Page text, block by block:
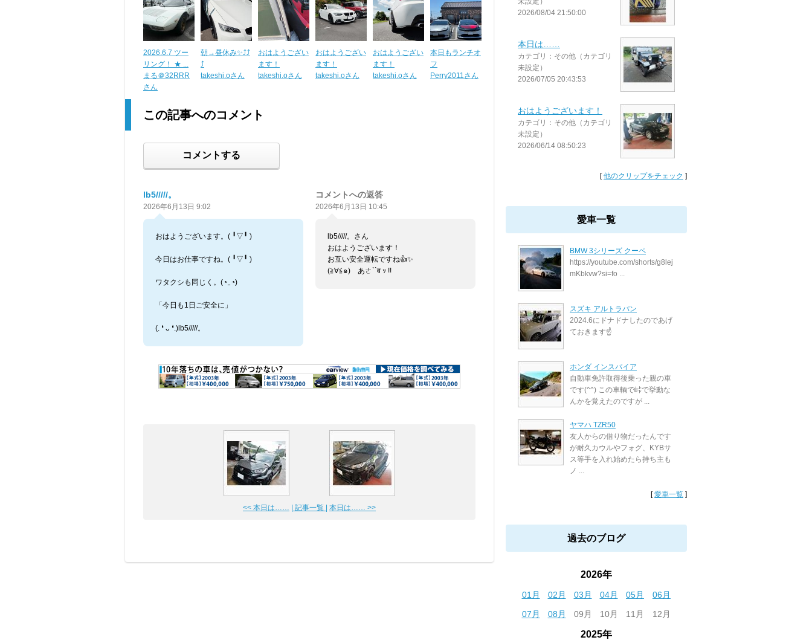
2026.6.7 ツー
リング！ ★ ...
まる＠32RRR
さん
朝→昼休み✨⤴⤴
⤴
takeshi.oさん
おはようござい
ます！
takeshi.oさん
おはようござい
ます！
takeshi.oさん
おはようござい
ます！
takeshi.oさん
本日もランチオ
フ
Perry2011さん
この記事へのコメント
コメントする
lb5/////。
2026年6月13日 9:02
おはようございます。(⁠ ⁠╹⁠▽⁠╹⁠ ⁠)
今日はお仕事ですね。(⁠ ⁠╹⁠▽⁠╹⁠ ⁠)
ワタクシも同じく。(⁠◔⁠‿⁠◔⁠)
「今日も1日ご安全に」
(⁠.⁠ ⁠❛⁠ ⁠ᴗ⁠ ⁠❛⁠.⁠)lb5/////。
コメントへの返答
2026年6月13日 10:45
lb5/////。さん
おはようございます！
お互い安全運転ですね︎︎👍✨
(≧∀≦๑)ゞあㄜ``व ｯ !!
<< 本日は…… | 記事一覧 | 本日は…… >>
2026/08/04 21:50:00
本日は……
カテゴリ：その他（カテゴリ
未設定）
2026/07/05 20:43:53
おはようございます！
カテゴリ：その他（カテゴリ
未設定）
2026/06/14 08:50:23
[他のクリップをチェック ]
愛車一覧
BMW 3シリーズ クーペ
https://youtube.com/shorts/g8lej
mKbkvw?si=fo ...
スズキ アルトラパン
2024.6にドナドナしたのであげ
ておきます☝️
ホンダ インスパイア
自動車免許取得後乗った親の車
です(^^) この車輌で峠で挙動な
んかを覚えたのですが ...
ヤマハ TZR50
友人からの借り物だったんです
が耐久カウルやフォグ、KYBサ
ス等手を入れ始めたら持ち主も
ノ ...
[愛車一覧 ]
過去のブログ
2026年
01月 02月 03月 04月 05月
06月
07月
08月 09月 10月 11月 12月
2025年